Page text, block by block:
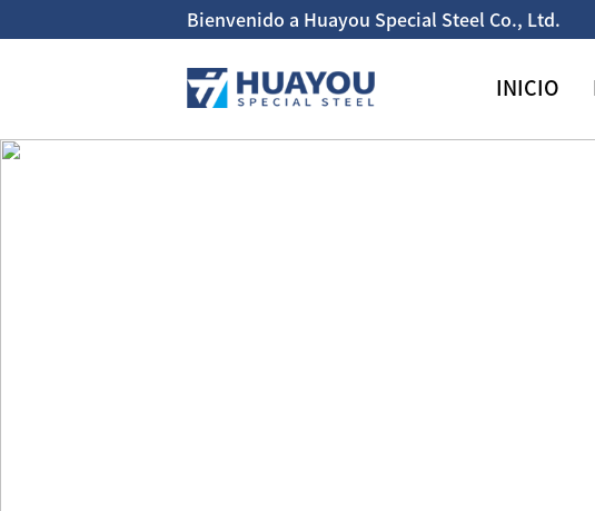
Bienvenido a Huayou Special Steel Co., Ltd.
INICIO